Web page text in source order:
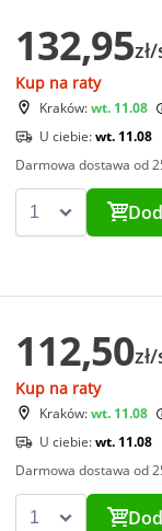
132,95
Kup na raty
Kraków:wt. 11.08
U ciebie:wt. 11.08
Darmowa dostawa od
112,50
Kup na raty
Kraków:wt. 11.08
U ciebie:wt. 11.08
Darmowa dostawa od